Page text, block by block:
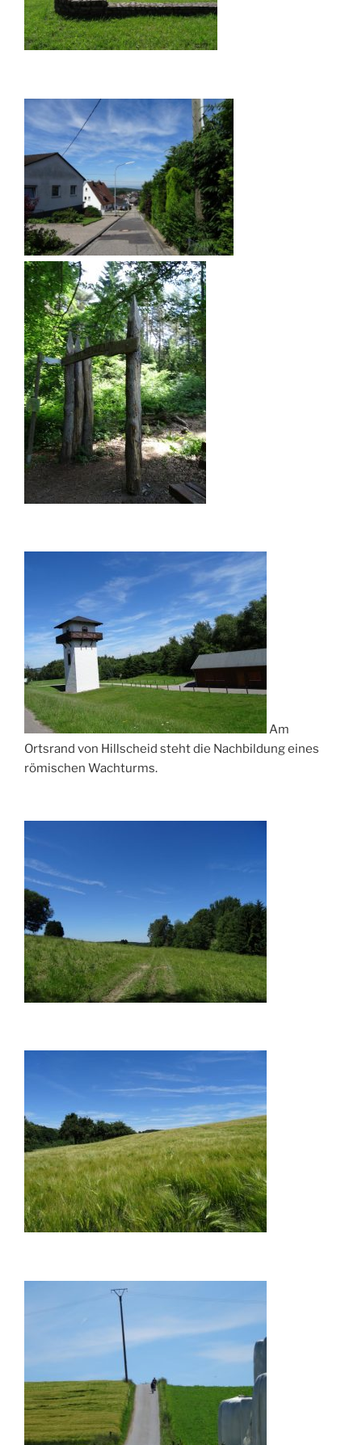
Am
Ortsrand von Hillscheid steht die Nachbildung eines
römischen Wachturms.